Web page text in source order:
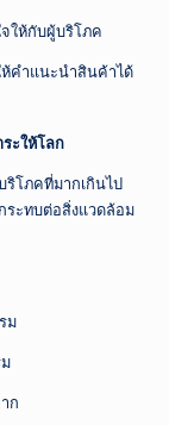
ให้กับผู้บริโภค
คำแนะนำสินค้าได้
ะให้โลก
ริโภคที่มากเกินไป
ระทบต่อสิ่งแวดล้อม
ม
ก